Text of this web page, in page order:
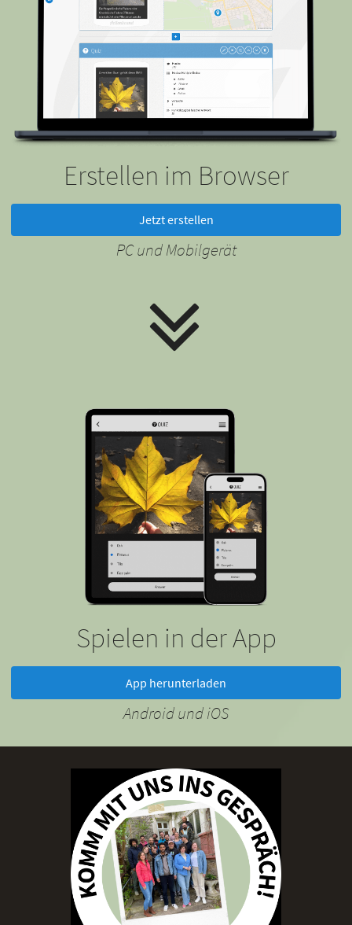
Erstellen im Browser
Jetzt erstellen
PC und Mobilgerät
Spielen in der App
App herunterladen
Android und iOS